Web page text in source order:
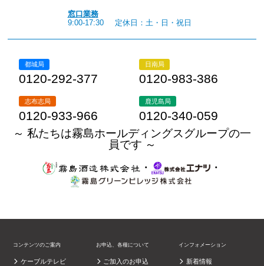
窓口業務
9:00-17:30
定休日：土・日・祝日
都城局
0120-292-377
日南局
0120-983-386
志布志局
0120-933-966
鹿児島局
0120-340-059
～ 私たちは霧島ホールディングスグループの一
員です ～
・
・
コンテンツのご案内
ケーブルテレビ
お申込、各種について
ご加入のお申込
インフォメーション
新着情報